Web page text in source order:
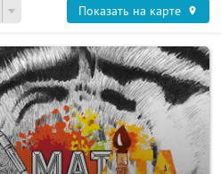
Показать на карте